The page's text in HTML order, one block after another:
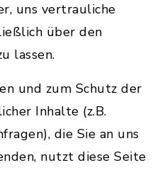
uns vertrauliche
über den
lassen.
und zum Schutz der
Inhalte (z.B.
die Sie an uns
nutzt diese Seite